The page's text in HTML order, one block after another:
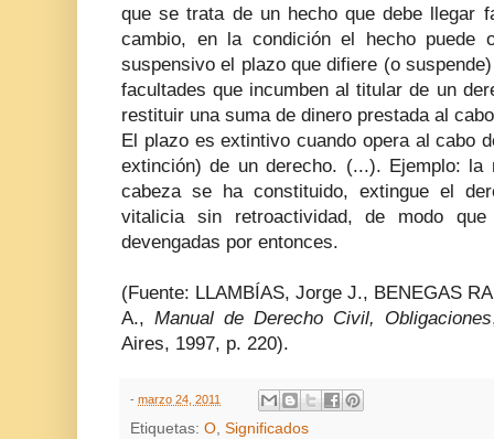
que se trata de un hecho que debe llegar
cambio, en la condición el hecho
suspensivo el plazo que difiere (o
facultades que incumben al titular de un
restituir una suma de dinero prestada al
El plazo es extintivo cuando opera al cabo
extinción) de un derecho. (...). Ejemplo:
cabeza se ha constituido, extingue el
vitalicia sin retroactividad, de modo
devengadas por entonces.
(Fuente: LLAMBÍAS, Jorge J., BENEGAS
A., Manual de Derecho Civil, Obligaciones
Aires, 1997, p. 220).
- marzo 24, 2011
Etiquetas: O, Significados